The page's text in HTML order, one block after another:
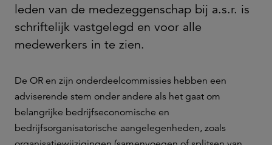
leden van de medezeggenschap bij a.s.r. is
schriftelijk vastgelegd en voor alle
medewerkers in te zien.
De OR en zijn onderdeelcommissies hebben een
adviserende stem onder andere als het gaat om
belangrijke bedrijfseconomische en
bedrijfsorganisatorische aangelegenheden, zoals